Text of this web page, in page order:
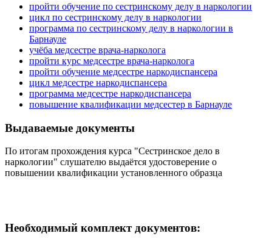
пройти обучение по сестринскому делу в наркологии
цикл по сестринскому делу в наркологии
программа по сестринскому делу в наркологии в
Барнауле
учёба медсестре врача-нарколога
пройти курс медсестре врача-нарколога
пройти обучение медсестре наркодиспансера
цикл медсестре наркодиспансера
программа медсестре наркодиспансера
повышение квалификации медсестер в Барнауле
Выдаваемые документы
По итогам прохождения курса "Сестринское дело в
наркологии" слушателю выдаётся удостоверение о
повышении квалификации установленного образца
Необходимый комплект документов: